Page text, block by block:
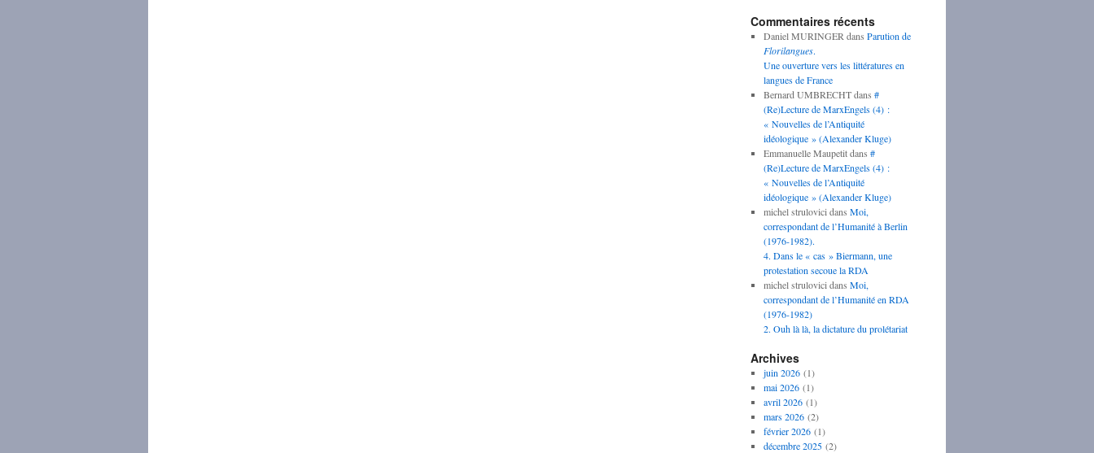
Commentaires récents
Daniel MURINGER dans Parution de
Florilangues.
Une ouverture vers les littératures en
langues de France
Bernard UMBRECHTdans #
(Re)Lecture de MarxEngels (4) :
« Nouvelles de l’Antiquité
idéologique » (Alexander Kluge)
Emmanuelle Maupetitdans #
(Re)Lecture de MarxEngels (4) :
« Nouvelles de l’Antiquité
idéologique » (Alexander Kluge)
michel strulovici dans Moi,
correspondant de l’Humanité à Berlin
(1976-1982).
4. Dans le « cas » Biermann, une
protestation secoue la RDA
michel strulovici dans Moi,
correspondant de l’Humanité en RDA
(1976-1982)
2. Ouh là là, la dictature du prolétariat
Archives
juin 2026(1)
mai 2026(1)
avril 2026(1)
mars 2026(2)
février 2026(1)
décembre 2025(2)